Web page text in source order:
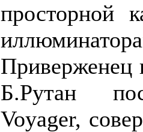
просторной
Приверженец
Б.Рутан
Voyager,